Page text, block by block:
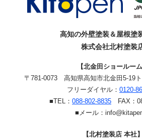
高知の外壁塗装＆屋根塗
株式会社北村塗装
【北金田ショールーム
〒781-0073 高知県高知市北金田5-19
フリーダイヤル： 0120-
■TEL： 088-802-8835 FAX：
■メール：
【北村塗装店 本社】